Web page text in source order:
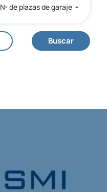
Nº de plazas de garaje
Buscar